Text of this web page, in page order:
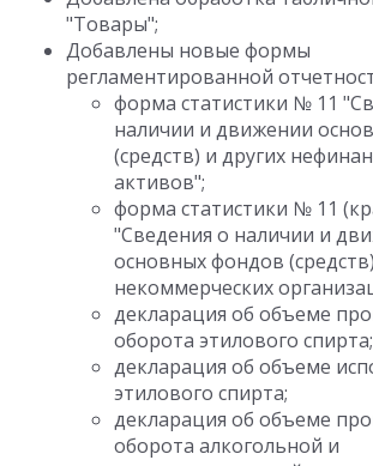
"Товары";
Добавлены новые формы
регламентированной
форма статистики № 11
наличии и движении
(средств) и других
активов";
форма статистики № 11
"Сведения о наличии и
основных фондов (средств)
некоммерческих
декларация об объеме
оборота этилового спирта;
декларация об объеме
этилового спирта;
декларация об объеме
оборота алкогольной и